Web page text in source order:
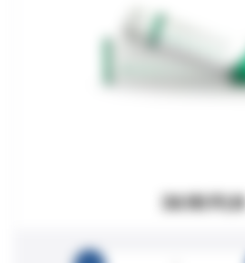
34.90 PLN